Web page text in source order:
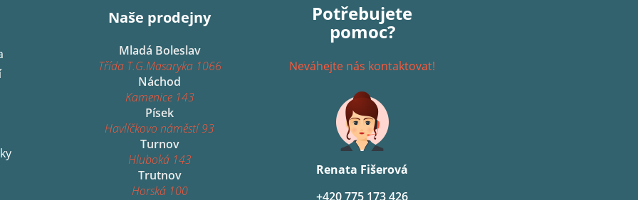
Naše prodejny
Mladá Boleslav
Třída T.G.Masaryka 1066
Náchod
Kamenice 143
Písek
Havlíčkovo náměstí 93
Turnov
Hluboká 143
Trutnov
Horská 100
Potřebujete
pomoc?
Neváhejte nás kontaktovat!
Renata Fišerová
+420 775 173 426